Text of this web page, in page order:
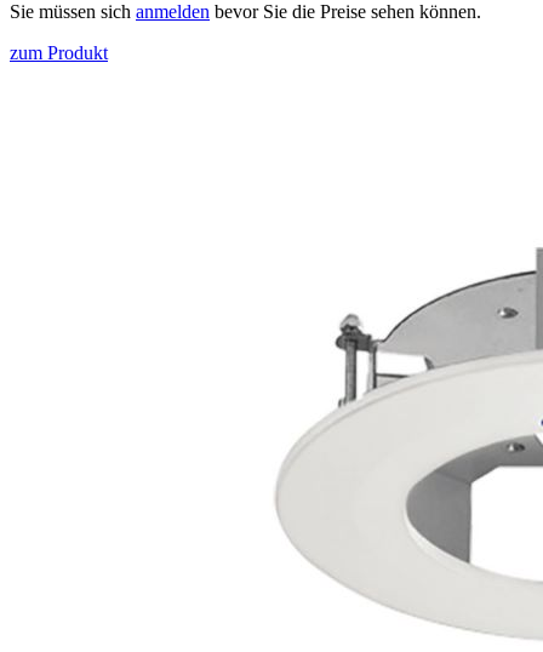
Sie müssen sich anmelden bevor Sie die Preise sehen können.
zum Produkt